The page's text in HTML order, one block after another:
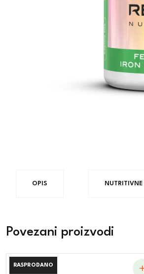
OPIS
Povezani proizvodi
RASPRODANO
RASPRODANO